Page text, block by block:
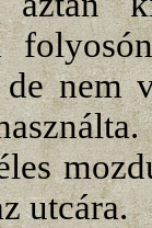
nem
utcára.